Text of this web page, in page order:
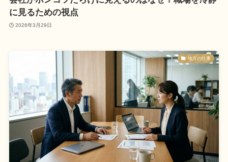
に見るための視点
2026年3月29日
地方の仕事